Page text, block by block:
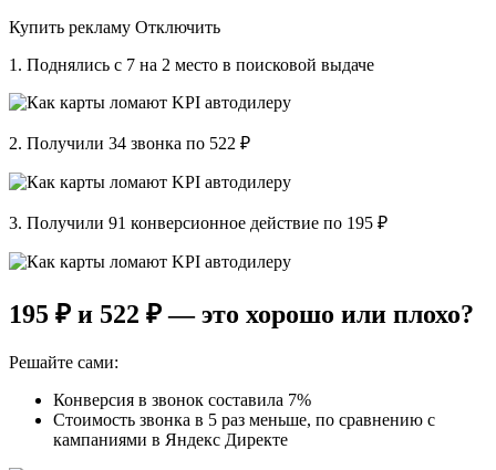
Купить рекламу Отключить
1. Поднялись с 7 на 2 место в поисковой выдаче
2. Получили 34 звонка по 522 ₽
3. Получили 91 конверсионное действие по 195 ₽
195 ₽ и 522 ₽ — это хорошо или плохо?
Решайте сами:
Конверсия в звонок составила 7%
Стоимость звонка в 5 раз меньше, по сравнению с
кампаниями в Яндекс Директе